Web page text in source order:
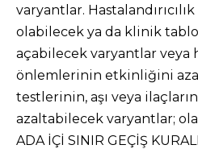
varyantlar.
olabilecek ya da klinik
açabilecek varyantlar veya
önlemlerinin etkinliğini
testlerinin, aşı veya
azaltabilecek varyantlar;
ADA İÇİ SINIR GEÇİŞ